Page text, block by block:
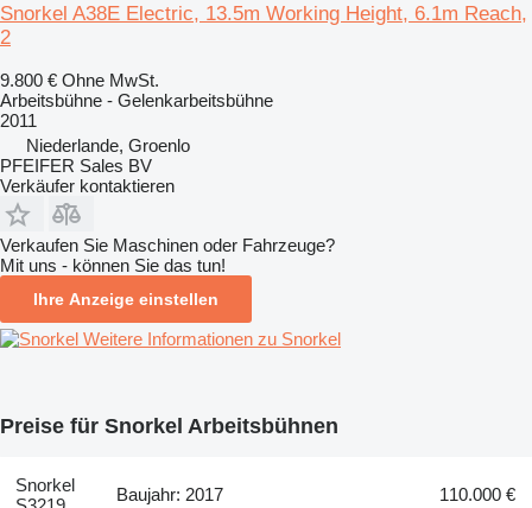
Snorkel A38E Electric, 13.5m Working Height, 6.1m Reach,
2
9.800 € Ohne MwSt.
Arbeitsbühne - Gelenkarbeitsbühne
2011
Niederlande, Groenlo
PFEIFER Sales BV
Verkäufer kontaktieren
Verkaufen Sie Maschinen oder Fahrzeuge?
Mit uns - können Sie das tun!
Ihre Anzeige einstellen
Weitere Informationen zu Snorkel
Preise für Snorkel Arbeitsbühnen
Snorkel
Baujahr: 2017 110.000 €